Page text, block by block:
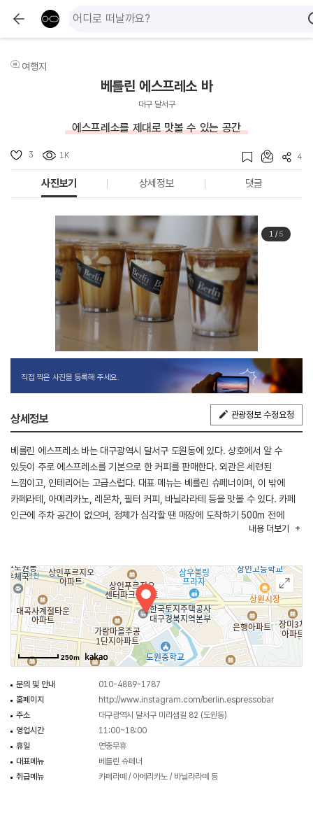
여행지
베를린 에스프레소 바
대구 달서구
에스프레소를 제대로 맛볼 수 있는 공간
3 1K 4
사진보기 상세정보 댓글
1/ 5
직접 찍은 사진을 등록해 주세요.
상세정보 관광정보 수정요청
베를린 에스프레소 바는 대구광역시 달서구 도원동에 있다. 상호에서 알 수
있듯이 주로 에스프레소를 기본으로 한 커피를 판매한다. 외관은 세련된
느낌이고, 인테리어는 고급스럽다. 대표 메뉴는 베를린 슈페너이며, 이 밖에
카페라테, 아메리카노, 레몬차, 필터 커피, 바닐라라테 등을 맛볼 수 있다. 카페
인근에 주차 공간이 없으며, 정체가 심각할 땐 매장에 도착하기 500m 전에
주차해야 편하다. 인근에 도원동 공영주차장이 있다. 파동 IC에서 가깝고,
내용 더보기
250m
문의 및 안내
010-4889-1787
홈페이지
http://www.instagram.com/berlin.espressobar
주소
대구광역시 달서구 미리샘길 82 (도원동)
영업시간
11:00~18:00
휴일
연중무휴
대표메뉴
베를린 슈페너
취급메뉴
카페라떼 / 아메리카노 / 바닐라라떼 등